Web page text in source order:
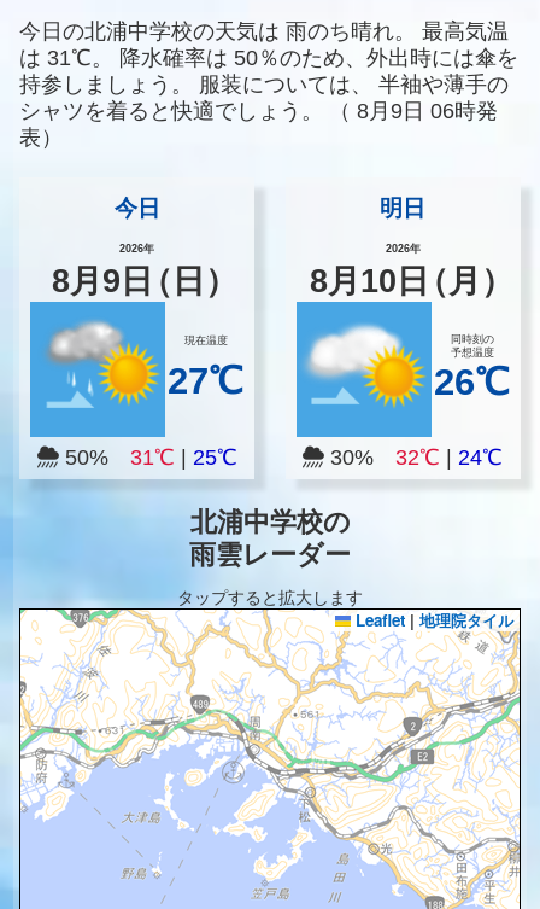
今日の北浦中学校の天気は 雨のち晴れ。
最高気温
は 31℃。 降水確率は 50％のため、外出時には傘を
持参しましょう。
服装については、
半袖や薄手の
シャツを着ると快適でしょう。
（ 8月9日 06時発
表）
今日
2026年
8月 9 日（日）
現在温度
27℃
50% 31℃ 25℃
明日
2026年
8月 10 日（月）
同時刻の
予想温度
26℃
30% 32℃ |24℃
北浦中学校の
雨雲レーダー
タップすると拡大します
Leaflet | 地理院タイル